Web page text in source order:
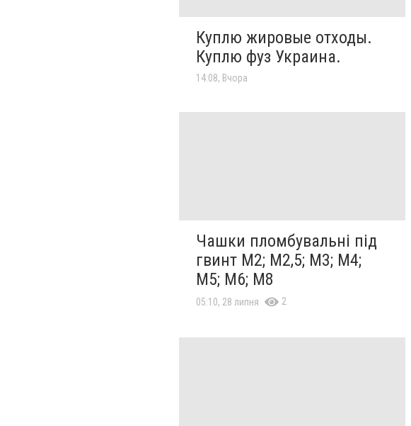
Куплю жировые отходы.
Куплю фуз Украина.
14:08, Вчора
Чашки пломбувальні під
гвинт М2; М2,5; М3; М4;
М5; М6; М8
05:10, 28 липня 2